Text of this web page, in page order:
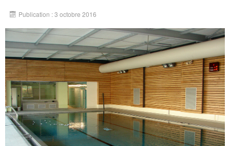
Publication : 3 octobre 2016